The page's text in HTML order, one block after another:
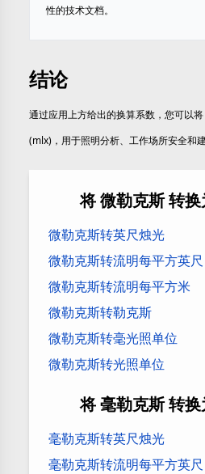
性的技术文档。
结论
通过应用上方给出的换算系数，您可以
(mlx)，用于照明分析、工作场所安全和建
将 微勒克斯 转
微勒克斯转英尺烛光
微勒克斯转流明每平方英尺
微勒克斯转流明每平方米
微勒克斯转勒克斯
微勒克斯转毫光照单位
微勒克斯转光照单位
将 毫勒克斯 转
毫勒克斯转英尺烛光
毫勒克斯转流明每平方英尺